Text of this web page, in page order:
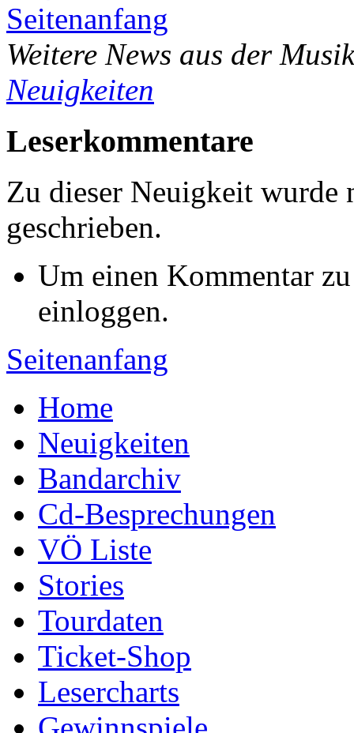
Seitenanfang
Weitere News aus der
Neuigkeiten
Leserkommentare
Zu dieser Neuigkeit wurde
geschrieben.
Um einen Kommentar
einloggen.
Seitenanfang
Home
Neuigkeiten
Bandarchiv
Cd-Besprechungen
VÖ Liste
Stories
Tourdaten
Ticket-Shop
Lesercharts